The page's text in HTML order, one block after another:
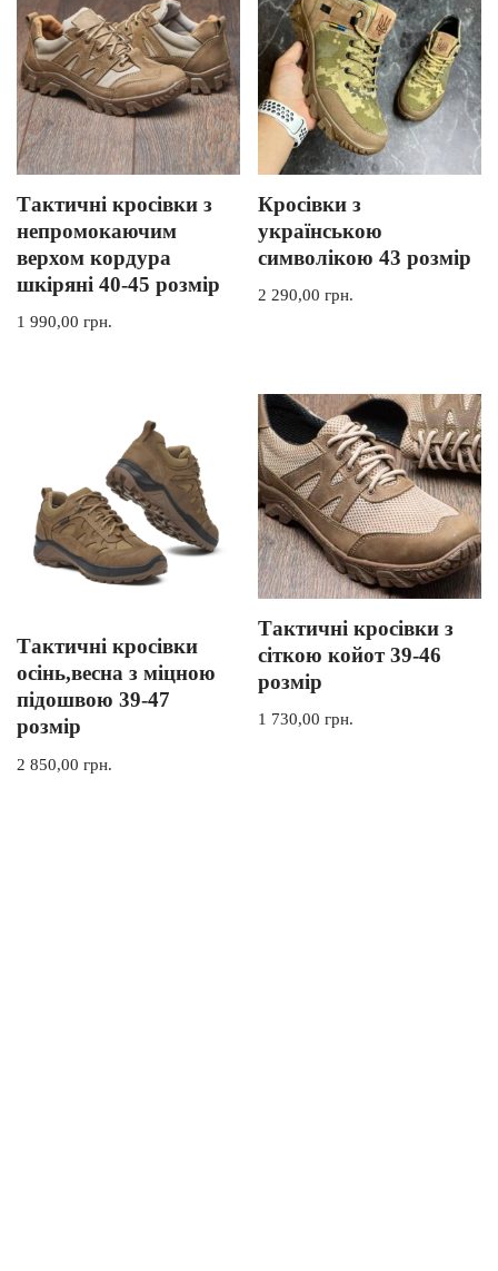
Тактичні кросівки з
непромокаючим
верхом кордура
шкіряні 40-45 розмір
1 990,00 грн.
Кросівки з
українською
символікою 43 розмір
2 290,00грн.
Тактичні кросівки
осінь,весна з міцною
підошвою 39-47
розмір
2 850,00 грн.
Тактичні кросівки з
сіткою койот 39-46
розмір
1 730,00грн.